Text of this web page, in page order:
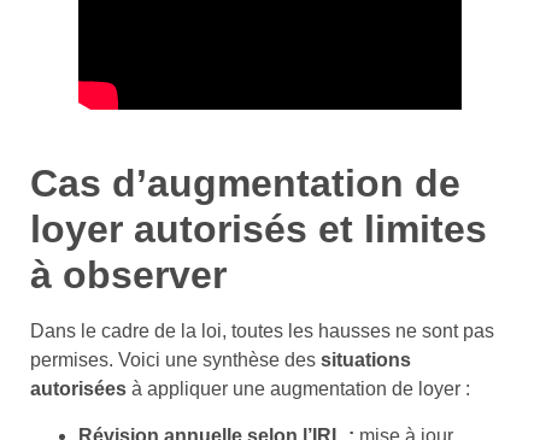
Cas d’augmentation de
loyer autorisés et limites
à observer
Dans le cadre de la loi, toutes les hausses ne sont pas
permises. Voici une synthèse des situations
autorisées à appliquer une augmentation de loyer :
Révision annuelle selon l’IRL : mise à jour